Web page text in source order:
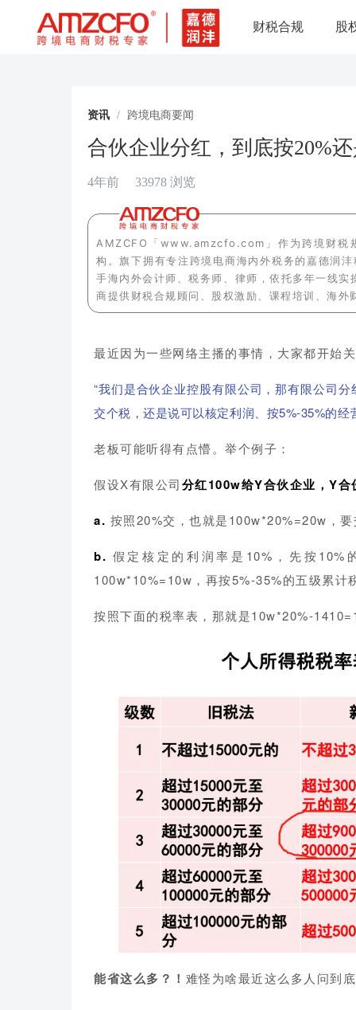
财税合规 股
资讯 / 跨境电商要闻
合伙企业分红，到底按20%
4年前 33978 浏览
AMZCFO「www.amzcfo.com」作为跨境财税
构。旗下拥有专注跨境电商海内外税务的嘉德润
手海内外会计师、税务师、律师，依托多年一线
商提供财税合规顾问、股权激励、课程培训、海外
最近因为一些网络主播的事情，大家都开始
“我们是合伙企业控股有限公司，那有限公司
交个税，还是说可以核定利润、按5%-35%的经
老板可能听得有点懵。举个例子：
假设X有限公司分红100w给Y合伙企业，Y合
a. 按照20%交，也就是100w*20%=20w，
b. 假定核定的利润率是10%， 先按10%
100w*10%=10w，再按5%-35%的五级累计
按照下面的税率表，那就是10w*20%-
能省这么多？！ 难怪为啥最近这么多人问到